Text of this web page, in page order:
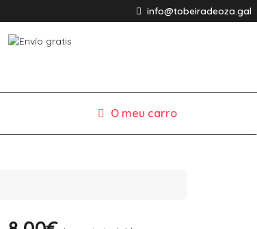
info@tobeiradeoza.gal
O meu carro